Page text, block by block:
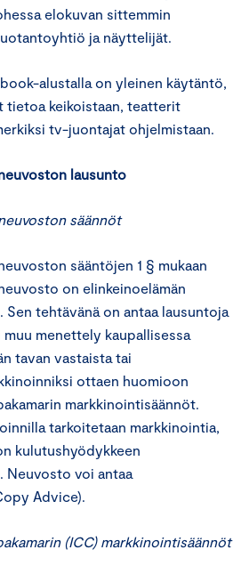
elokuvan sittemmin
ja näyttelijät.
alustalla on yleinen käytäntö,
tietoa keikoistaan, teatterit
tv-juontajat ohjelmistaan.
lausunto
säännöt
sääntöjen 1 § mukaan
on elinkeinoelämän
tehtävänä on antaa lausuntoja
menettely kaupallisessa
tavan vastaista tai
ottaen huomioon
markkinointisäännöt.
tarkoitetaan markkinointia,
kulutushyödykkeen
Neuvosto voi antaa
Advice).
(ICC) markkinointisäännöt